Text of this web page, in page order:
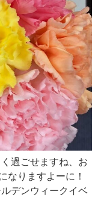
過ごせますね、お
なりますよーに！
デンウィークイベ